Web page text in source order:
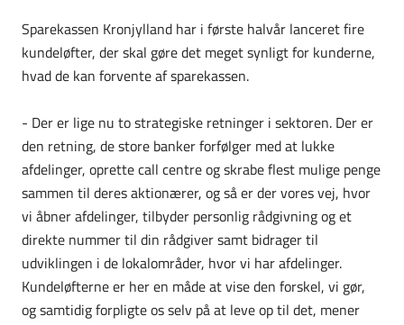
Sparekassen Kronjylland har i første halvår lanceret fire
kundeløfter, der skal gøre det meget synligt for kunderne,
hvad de kan forvente af sparekassen.
- Der er lige nu to strategiske retninger i sektoren. Der er
den retning, de store banker forfølger med at lukke
afdelinger, oprette call centre og skrabe flest mulige penge
sammen til deres aktionærer, og så er der vores vej, hvor
vi åbner afdelinger, tilbyder personlig rådgivning og et
direkte nummer til din rådgiver samt bidrager til
udviklingen i de lokalområder, hvor vi har afdelinger.
Kundeløfterne er her en måde at vise den forskel, vi gør,
og samtidig forpligte os selv på at leve op til det, mener